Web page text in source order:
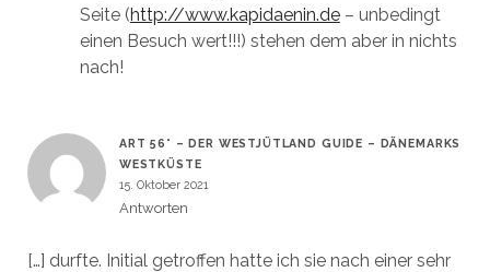
Seite (http://www.kapidaenin.de– unbedingt
einen Besuch wert!!!) stehen dem aber in nichts
nach!
ART 56° – DER WESTJÜTLAND GUIDE – DÄNEMARKS
WESTKÜSTE
15. Oktober 2021
Antworten
[…] durfte. Initial getroffen hatte ich sie nach einer sehr